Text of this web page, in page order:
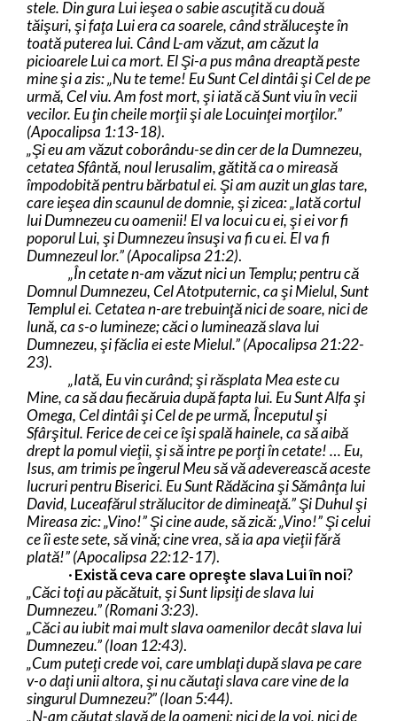
stele. Din gura Lui ieşea o sabie ascuţită cu două
tăişuri, şi faţa Lui era ca soarele, când străluceşte în
toată puterea lui. Când L-am văzut, am căzut la
picioarele Lui ca mort. El Şi-a pus mâna dreaptă peste
mine şi a zis: „Nu te teme! Eu Sunt Cel dintâi şi Cel de pe
urmă, Cel viu. Am fost mort, şi iată că Sunt viu în vecii
vecilor. Eu ţin cheile morţii şi ale Locuinţei morţilor.”
(Apocalipsa 1:13-18).
„Şi eu am văzut coborându-se din cer de la Dumnezeu,
cetatea Sfântă, noul Ierusalim, gătită ca o mireasă
împodobită pentru bărbatul ei. Şi am auzit un glas tare,
care ieşea din scaunul de domnie, şi zicea: „Iată cortul
lui Dumnezeu cu oamenii! El va locui cu ei, şi ei vor fi
poporul Lui, şi Dumnezeu însuşi va fi cu ei. El va fi
Dumnezeul lor.” (Apocalipsa 21:2).
„În cetate n-am văzut nici un Templu; pentru că
Domnul Dumnezeu, Cel Atotputernic, ca şi Mielul, Sunt
Templul ei. Cetatea n-are trebuinţă nici de soare, nici de
lună, ca s-o lumineze; căci o luminează slava lui
Dumnezeu, şi făclia ei este Mielul.” (Apocalipsa 21:22-
23).
„Iată, Eu vin curând; şi răsplata Mea este cu
Mine, ca să dau fiecăruia după fapta lui. Eu Sunt Alfa şi
Omega, Cel dintâi şi Cel de pe urmă, Începutul şi
Sfârşitul. Ferice de cei ce îşi spală hainele, ca să aibă
drept la pomul vieţii, şi să intre pe porţi în cetate! … Eu,
Isus, am trimis pe îngerul Meu să vă adeverească aceste
lucruri pentru Biserici. Eu Sunt Rădăcina şi Sămânţa lui
David, Luceafărul strălucitor de dimineaţă.” Şi Duhul şi
Mireasa zic: „Vino!” Şi cine aude, să zică: „Vino!” Şi celui
ce îi este sete, să vină; cine vrea, să ia apa vieţii fără
plată!” (Apocalipsa 22:12-17).
·Există ceva care opreşte slava Lui în noi?
„Căci toţi au păcătuit, şi Sunt lipsiţi de slava lui
Dumnezeu.” (Romani 3:23).
„Căci au iubit mai mult slava oamenilor decât slava lui
Dumnezeu.” (Ioan 12:43).
„Cum puteţi crede voi, care umblaţi după slava pe care
v-o daţi unii altora, şi nu căutaţi slava care vine de la
singurul Dumnezeu?” (Ioan 5:44).
„N-am căutat slavă de la oameni: nici de la voi, nici de